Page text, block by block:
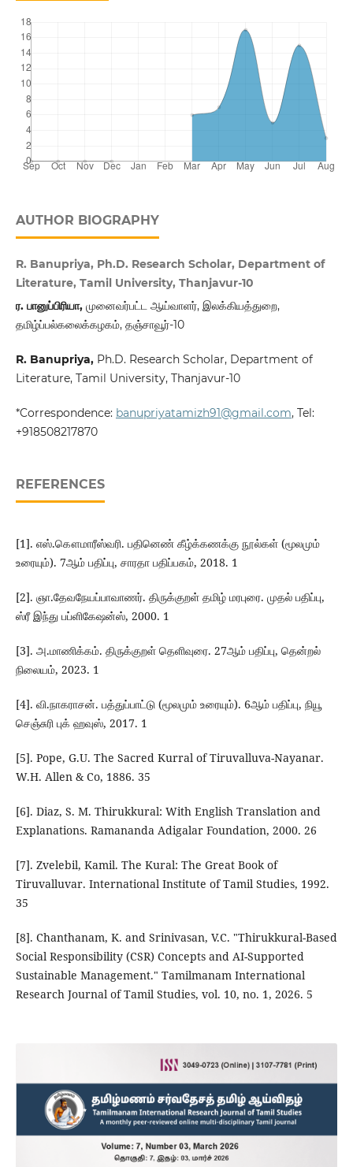
AUTHOR BIOGRAPHY
R. Banupriya, Ph.D. Research Scholar, Department of
Literature, Tamil University, Thanjavur-10
ர. பானுப்பிரியா, முனைவர்பட்ட ஆய்வாளர், இலக்கியத்துறை,
தமிழ்ப்பல்கலைக்கழகம், தஞ்சாவூர்-10
R. Banupriya,Ph.D. Research Scholar, Department of
Literature, Tamil University, Thanjavur-10
*Correspondence: banupriyatamizh91@gmail.com, Tel:
+918508217870
REFERENCES
[1]. எஸ்.கௌமாரீஸ்வரி. பதினெண் கீழ்க்கணக்கு நூல்கள் (மூலமும்
உரையும்). 7ஆம் பதிப்பு, சாரதா பதிப்பகம், 2018. 1
[2]. ஞா.தேவநேயப்பாவாணர். திருக்குறள் தமிழ் மரபுரை. முதல் பதிப்பு,
ஸ்ரீ இந்து பப்ளிகேஷன்ஸ், 2000. 1
[3]. அ.மாணிக்கம். திருக்குறள் தெளிவுரை. 27ஆம் பதிப்பு, தென்றல்
நிலையம், 2023. 1
[4]. வி.நாகராசன். பத்துப்பாட்டு (மூலமும் உரையும்). 6ஆம் பதிப்பு, நியூ
செஞ்சுரி புக் ஹவுஸ், 2017. 1
[5]. Pope, G.U. The Sacred Kurral of Tiruvalluva-Nayanar.
W.H. Allen & Co, 1886. 35
[6]. Diaz, S. M. Thirukkural: With English Translation and
Explanations. Ramananda Adigalar Foundation, 2000. 26
[7]. Zvelebil, Kamil. The Kural: The Great Book of
Tiruvalluvar. International Institute of Tamil Studies, 1992.
35
[8]. Chanthanam, K. and Srinivasan, V.C. "Thirukkural-Based
Social Responsibility (CSR) Concepts and AI-Supported
Sustainable Management." Tamilmanam International
Research Journal of Tamil Studies, vol. 10, no. 1, 2026. 5